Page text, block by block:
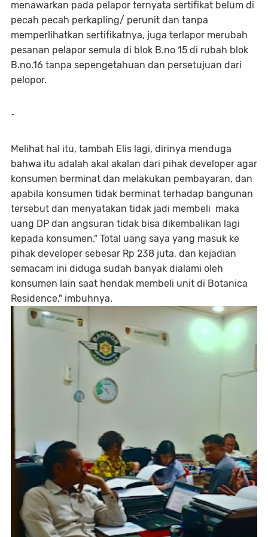
menawarkan pada pelapor ternyata sertifikat belum di
pecah pecah perkapling/ perunit dan tanpa
memperlihatkan sertifikatnya, juga terlapor merubah
pesanan pelapor semula di blok B.no 15 di rubah blok
B.no.16 tanpa sepengetahuan dan persetujuan dari
pelopor.
-
Melihat hal itu, tambah Elis lagi, dirinya menduga
bahwa itu adalah akal akalan dari pihak developer agar
konsumen berminat dan melakukan pembayaran, dan
apabila konsumen tidak berminat terhadap bangunan
tersebut dan menyatakan tidak jadi membeli maka
uang DP dan angsuran tidak bisa dikembalikan lagi
kepada konsumen." Total uang saya yang masuk ke
pihak developer sebesar Rp 238 juta, dan kejadian
semacam ini diduga sudah banyak dialami oleh
konsumen lain saat hendak membeli unit di Botanica
Residence," imbuhnya.